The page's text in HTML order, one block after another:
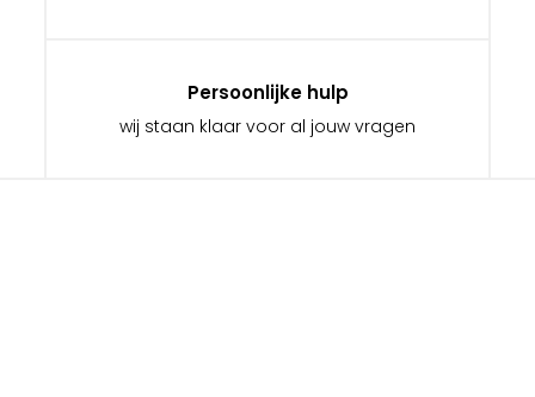
Persoonlijke hulp
wij staan klaar voor al jouw vragen